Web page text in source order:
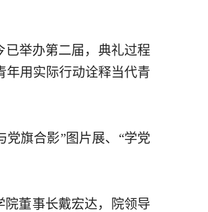
已举办第二届，典礼过程
年用实际行动诠释当代青
党旗合影”图片展、“学党
董事长戴宏达，院领导